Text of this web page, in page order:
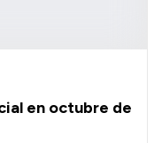
en octubre de